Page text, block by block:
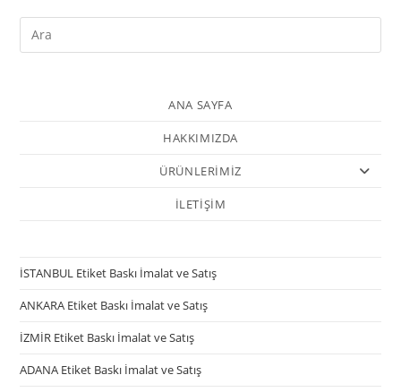
ANA SAYFA
HAKKIMIZDA
ÜRÜNLERİMİZ
İLETİŞİM
İSTANBUL Etiket Baskı İmalat ve Satış
ANKARA Etiket Baskı İmalat ve Satış
İZMİR Etiket Baskı İmalat ve Satış
ADANA Etiket Baskı İmalat ve Satış